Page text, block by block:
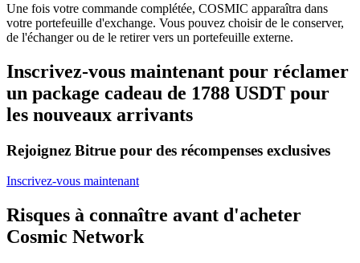
Affiliés Bitrue
Une fois votre commande complétée, COSMIC apparaîtra dans
votre portefeuille d'exchange. Vous pouvez choisir de le conserver,
de l'échanger ou de le retirer vers un portefeuille externe.
Inscrivez-vous maintenant pour réclamer
un package cadeau de 1788 USDT pour
les nouveaux arrivants
Rejoignez Bitrue pour des récompenses exclusives
Inscrivez-vous maintenant
Risques à connaître avant d'acheter
Cosmic Network